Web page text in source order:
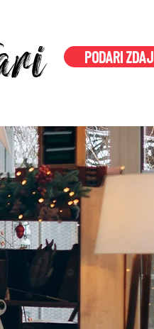
PODARI ZDAJ